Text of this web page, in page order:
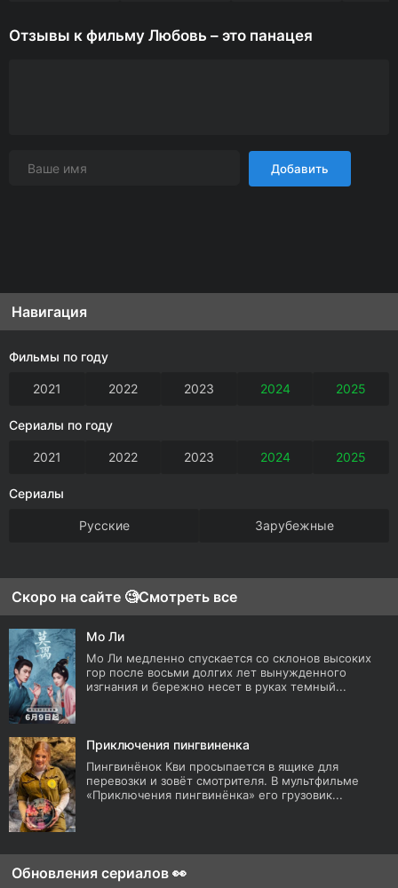
Отзывы к фильму Любовь – это панацея
Добавить
Навигация
Фильмы по году
2021 2022 2023 2024 2025
Сериалы по году
2021 2022 2023 2024 2025
Сериалы
Русские Зарубежные
Скоро на сайте 🧐Смотреть все
Мо Ли
Мо Ли медленно спускается со склонов высоких
гор после восьми долгих лет вынужденного
изгнания и бережно несет в руках темный...
Приключения пингвиненка
Пингвинёнок Кви просыпается в ящике для
перевозки и зовёт смотрителя. В мультфильме
«Приключения пингвинёнка» его грузовик...
Обновления сериалов 👀